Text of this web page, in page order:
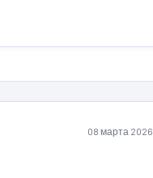
08 марта 2026